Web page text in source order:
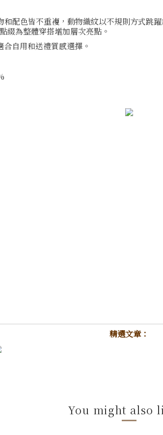
配色皆不重複，動物織紋以不規則方式跳
綴為整體穿搭增加層次亮點。
自用和送禮質感選擇。
精選文章：
You might also